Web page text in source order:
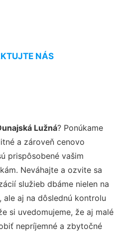
NÁS
Lužná? Ponúkame
a zároveň cenovo
prispôsobené vašim
Neváhajte a ozvite sa
služieb dbáme nielen na
aj na dôslednú kontrolu
si uvedomujeme, že aj malé
nepríjemné a zbytočné